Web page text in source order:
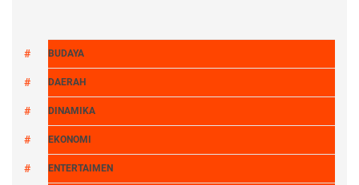
BUDAYA
DAERAH
DINAMIKA
EKONOMI
ENTERTAIMEN